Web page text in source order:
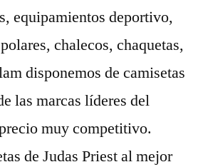
equipamientos deportivo,
chalecos, chaquetas,
disponemos de camisetas
las marcas líderes del
muy competitivo.
de Judas Priest al mejor